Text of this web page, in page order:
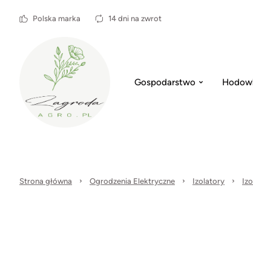
Polska marka 14 dni na zwrot
Gospodarstwo
Strona główna Ogrodzenia Elektryczne Izolatory